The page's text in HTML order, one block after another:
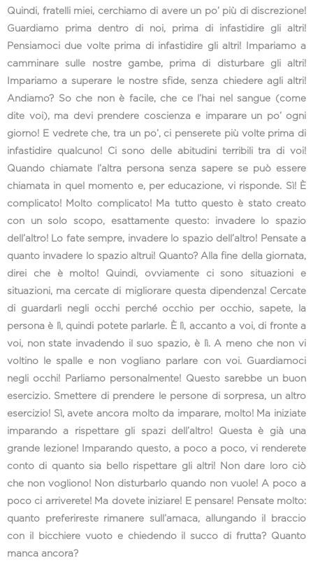
Quindi, fratelli miei, cerchiamo di avere un po’ più di discrezione!
Guardiamo prima dentro di noi, prima di infastidire gli altri!
Pensiamoci due volte prima di infastidire gli altri! Impariamo a
camminare sulle nostre gambe, prima di disturbare gli altri!
Impariamo a superare le nostre sfide, senza chiedere agli altri!
Andiamo? So che non è facile, che ce l’hai nel sangue (come
dite voi), ma devi prendere coscienza e imparare un po’ ogni
giorno! E vedrete che, tra un po’, ci penserete più volte prima di
infastidire qualcuno! Ci sono delle abitudini terribili tra di voi!
Quando chiamate l’altra persona senza sapere se può essere
chiamata in quel momento e, per educazione, vi risponde. Sì! È
complicato! Molto complicato! Ma tutto questo è stato creato
con un solo scopo, esattamente questo: invadere lo spazio
dell’altro! Lo fate sempre, invadere lo spazio dell’altro! Pensate a
quanto invadere lo spazio altrui! Quanto? Alla fine della giornata,
direi che è molto! Quindi, ovviamente ci sono situazioni e
situazioni, ma cercate di migliorare questa dipendenza! Cercate
di guardarli negli occhi perché occhio per occhio, sapete, la
persona è lì, quindi potete parlarle. È lì, accanto a voi, di fronte a
voi, non state invadendo il suo spazio, è lì. A meno che non vi
voltino le spalle e non vogliano parlare con voi. Guardiamoci
negli occhi! Parliamo personalmente! Questo sarebbe un buon
esercizio. Smettere di prendere le persone di sorpresa, un altro
esercizio! Sì, avete ancora molto da imparare, molto! Ma iniziate
imparando a rispettare gli spazi dell’altro! Questa è già una
grande lezione! Imparando questo, a poco a poco, vi renderete
conto di quanto sia bello rispettare gli altri! Non dare loro ciò
che non vogliono! Non disturbarlo quando non vuole! A poco a
poco ci arriverete! Ma dovete iniziare! E pensare! Pensate molto:
quanto preferireste rimanere sull’amaca, allungando il braccio
con il bicchiere vuoto e chiedendo il succo di frutta? Quanto
manca ancora?